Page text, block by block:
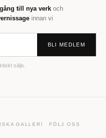
till nya verk och
innan vi
BLI MEDLEM
säljs.
GALLERI FÖLJ OSS